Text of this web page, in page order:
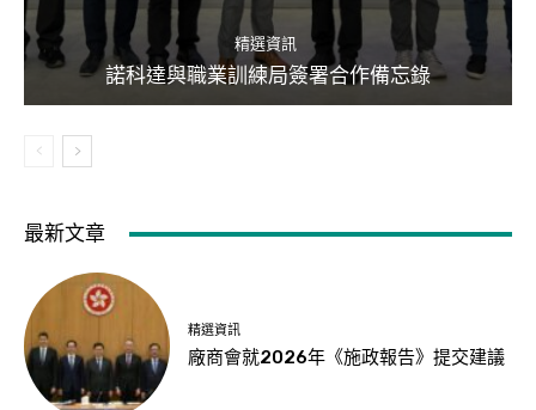
精選資訊
諾科達與職業訓練局簽署合作備忘錄
最新文章
精選資訊
廠商會就2026年《施政報告》提交建議